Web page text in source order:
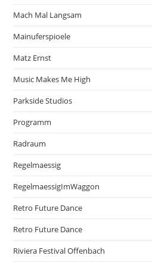
Mach Mal Langsam
Mainuferspioele
Matz Ernst
Music Makes Me High
Parkside Studios
Programm
Radraum
Regelmaessig
RegelmaessigImWaggon
Retro Future Dance
Retro Future Dance
Riviera Festival Offenbach